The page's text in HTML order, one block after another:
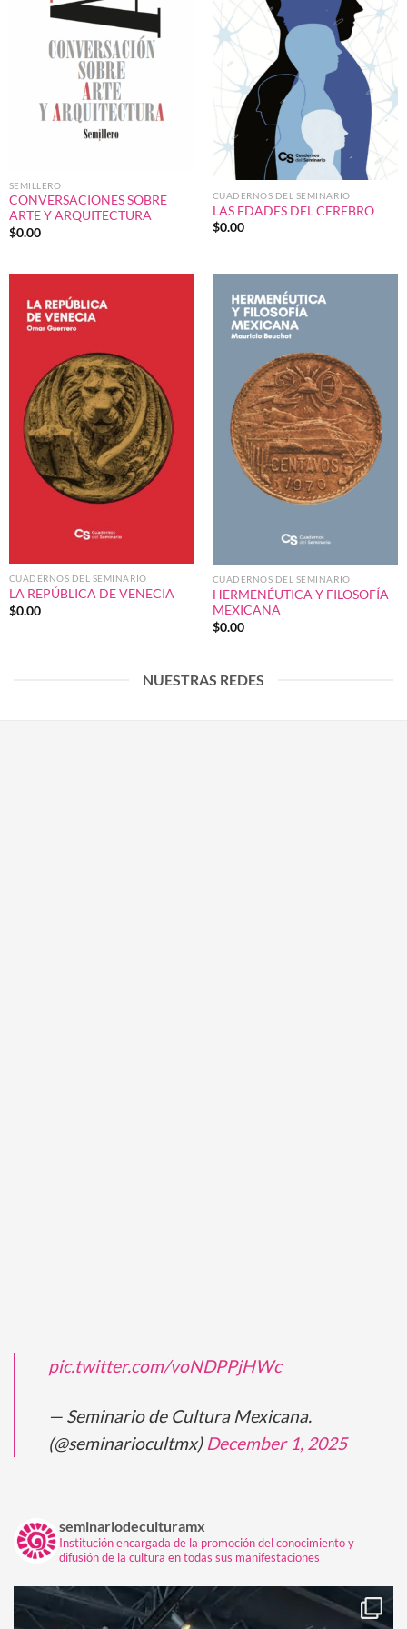
SEMILLERO
CONVERSACIONES SOBRE
ARTE Y ARQUITECTURA
$0.00
CUADERNOS DEL SEMINARIO
LAS EDADES DEL CEREBRO
$0.00
CUADERNOS DEL SEMINARIO
LA REPÚBLICA DE VENECIA
$0.00
CUADERNOS DEL SEMINARIO
HERMENÉUTICA Y FILOSOFÍA
MEXICANA
$0.00
NUESTRAS REDES
pic.twitter.com/voNDPPjHWc
— Seminario de Cultura Mexicana.
(@seminariocultmx) December 1, 2025
seminariodeculturamx
Institución encargada de la promoción del conocimiento y
difusión de la cultura en todas sus manifestaciones